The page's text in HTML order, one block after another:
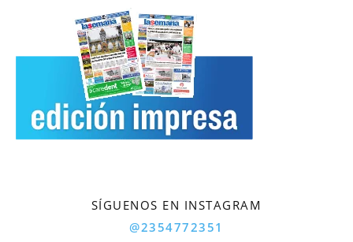
SÍGUENOS EN INSTAGRAM
@2354772351